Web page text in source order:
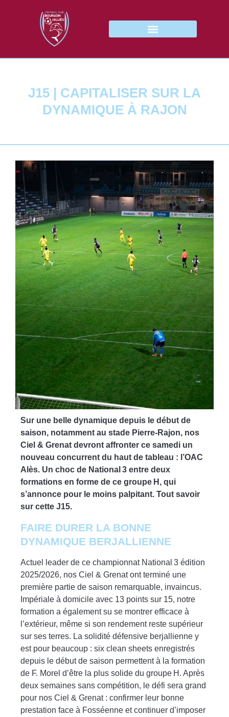
J15 | CAPITALISER SUR LA
DYNAMIQUE À RAJON
Sur une belle dynamique depuis le début de
saison, notamment au stade Pierre-Rajon, nos
Ciel & Grenat devront affronter ce samedi un
nouveau concurrent du haut de tableau : l’OAC
Alès. Un choc de National 3 entre deux
formations en forme de ce groupe H, qui
s’annonce pour le moins palpitant. Tout savoir
sur cette J15.
FAIRE DURER LA BONNE
DYNAMIQUE BERJALLIENNE
Actuel leader de ce championnat National 3 édition
2025/2026, nos Ciel & Grenat ont terminé une
première partie de saison remarquable, invaincus.
Impériale à domicile avec 13 points sur 15, notre
formation a également su se montrer efficace à
l’extérieur, même si son rendement reste supérieur
sur ses terres. La solidité défensive berjallienne y
est pour beaucoup : six clean sheets enregistrés
depuis le début de saison permettent à la formation
de F. Morel d’être la plus solide du groupe H. Après
deux semaines sans compétition, le défi sera grand
pour nos Ciel & Grenat : confirmer leur bonne
prestation face à Fosséenne et continuer d’imposer